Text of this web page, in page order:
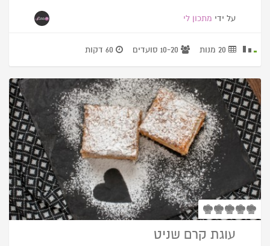
על ידי מתכון לי
עוגת קרם שניט